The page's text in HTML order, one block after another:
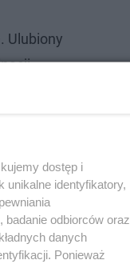
Ulubiony
dostęp i
unikalne identyfikatory,
odbiorców oraz
danych
Ponieważ